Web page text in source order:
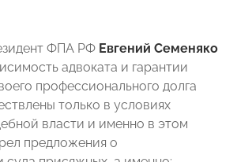
ФПА РФ Евгений Семеняко
адвоката и гарантии
профессионального долга
только в условиях
власти и именно в этом
предложения о